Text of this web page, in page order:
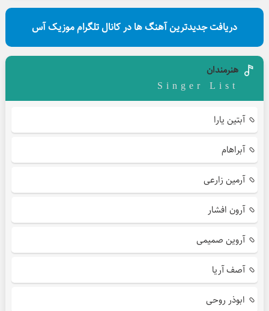
دریافت جدیدترین آهنگ ها در کانال تلگرام موزیک آس
هنرمندان
Singer List
آبتین یارا
آبراهام
آرمین زارعی
آرون افشار
آروین صمیمی
آصف آریا
ابوذر روحی